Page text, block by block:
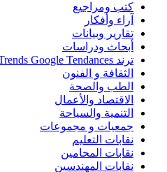
كتب ومراجيع
آراء وأفكار
تقارير وبيانات
أبحاث ودراسات
ترند Trends Google Tendances
الثقافة و الفنون
الطب والصحة
الاقتصاد والأعمال
التنمية والسياحة
جمعيات و مجموعات
نقابات التعليم
نقابات المحامين
نقابات المهندسين